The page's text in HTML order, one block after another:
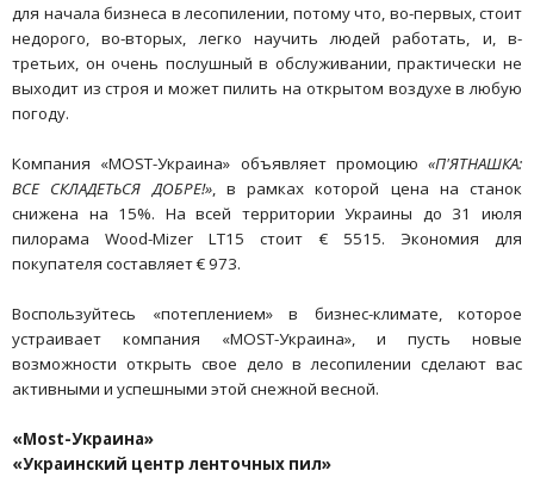
для начала бизнеса в лесопилении, потому что, во-первых, стоит
недорого, во-вторых, легко научить людей работать, и, в-
третьих, он очень послушный в обслуживании, практически не
выходит из строя и может пилить на открытом воздухе в любую
погоду.
Компания «MOST-Украина» объявляет промоцию «П'ЯТНАШКА:
ВСЕ СКЛАДЕТЬСЯ ДОБРЕ!», в рамках которой цена на станок
снижена на 15%. На всей территории Украины до 31 июля
пилорама Wood-Mizer LT15 стоит € 5515. Экономия для
покупателя составляет € 973.
Воспользуйтесь «потеплением» в бизнес-климате, которое
устраивает компания «MOST-Украина», и пусть новые
возможности открыть свое дело в лесопилении сделают вас
активными и успешными этой снежной весной.
«Моst-Украина»
«Украинский центр ленточных пил»